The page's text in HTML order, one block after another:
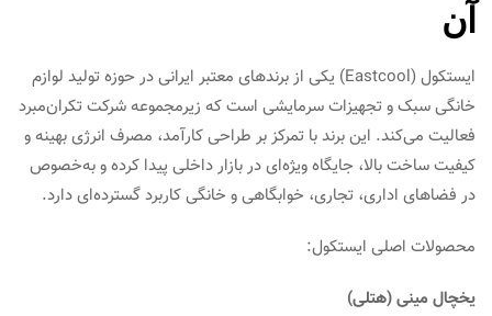
آن
ایستکول (Eastcool) یکی از برندهای معتبر ایرانی در حوزه تولید لوازم
خانگی سبک و تجهیزات سرمایشی است که زیرمجموعه شرکت تکران‌مبرد
فعالیت می‌کند. این برند با تمرکز بر طراحی کارآمد، مصرف انرژی بهینه و
کیفیت ساخت بالا، جایگاه ویژه‌ای در بازار داخلی پیدا کرده و به‌خصوص
در فضاهای اداری، تجاری، خوابگاهی و خانگی کاربرد گسترده‌ای دارد.
محصولات اصلی ایستکول:
یخچال مینی (هتلی)